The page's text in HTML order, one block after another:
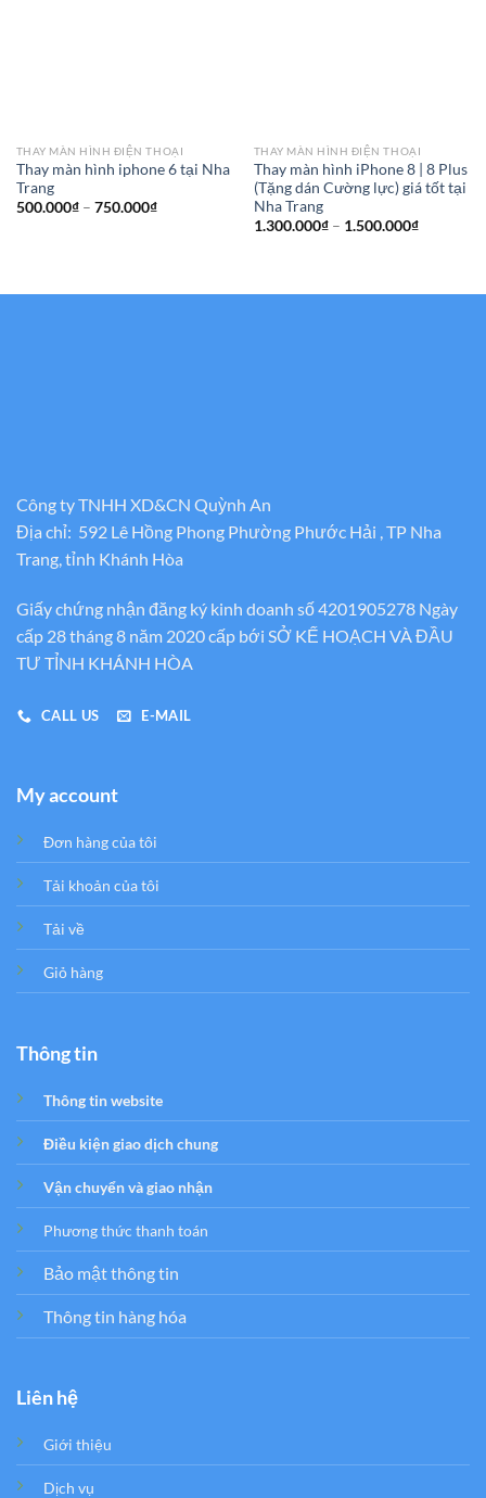
THAY MÀN HÌNH ĐIỆN THOẠI
Thay màn hình iphone 6 tại Nha
Trang
500.000₫ – 750.000₫Khoảng
THAY MÀN HÌNH ĐIỆN THOẠI
Thay màn hình iPhone 8 | 8 Plus
(Tặng dán Cường lực) giá tốt tại
Nha Trang
1.300.000₫ – 1.500.000₫Khoảng
Công ty TNHH XD&CN Quỳnh An
Địa chỉ: 592 Lê Hồng Phong Phường Phước Hải , TP Nha
Trang, tỉnh Khánh Hòa
Giấy chứng nhận đăng ký kinh doanh số 4201905278 Ngày
cấp 28 tháng 8 năm 2020 cấp bới SỞ KẾ HOẠCH VÀ ĐẦU
TƯ TỈNH KHÁNH HÒA
CALL US E-MAIL
My account
Đơn hàng của tôi
Tải khoản của tôi
Tải về
Giỏ hàng
Thông tin
Thông tin website
Điều kiện giao dịch chung
Vận chuyển và giao nhận
Phương thức thanh toán
Bảo mật thông tin
Thông tin hàng hóa
Liên hệ
Giới thiệu
Dịch vụ